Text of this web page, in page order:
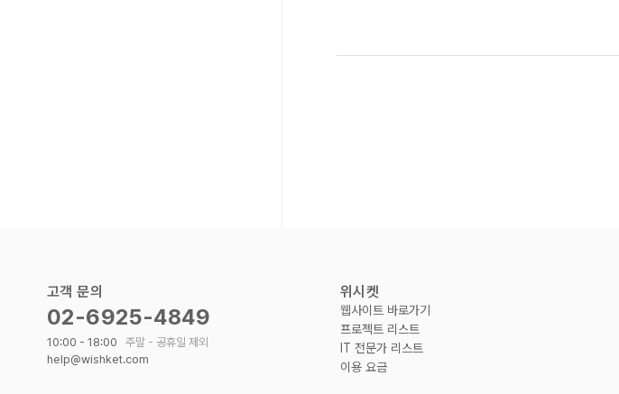
고객 문의
02-6925-4849
10:00 - 18:00 주말 - 공휴일 제외
help@wishket.com
위시켓
웹사이트 바로가기
프로젝트 리스트
IT 전문가 리스트
이용 요금